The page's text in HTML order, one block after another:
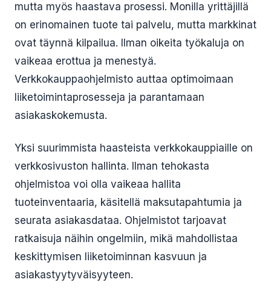
mutta myös haastava prosessi. Monilla yrittäjillä
on erinomainen tuote tai palvelu, mutta markkinat
ovat täynnä kilpailua. Ilman oikeita työkaluja on
vaikeaa erottua ja menestyä.
Verkkokauppaohjelmisto auttaa optimoimaan
liiketoimintaprosesseja ja parantamaan
asiakaskokemusta.
Yksi suurimmista haasteista verkkokauppiaille on
verkkosivuston hallinta. Ilman tehokasta
ohjelmistoa voi olla vaikeaa hallita
tuoteinventaaria, käsitellä maksutapahtumia ja
seurata asiakasdataa. Ohjelmistot tarjoavat
ratkaisuja näihin ongelmiin, mikä mahdollistaa
keskittymisen liiketoiminnan kasvuun ja
asiakastyytyväisyyteen.